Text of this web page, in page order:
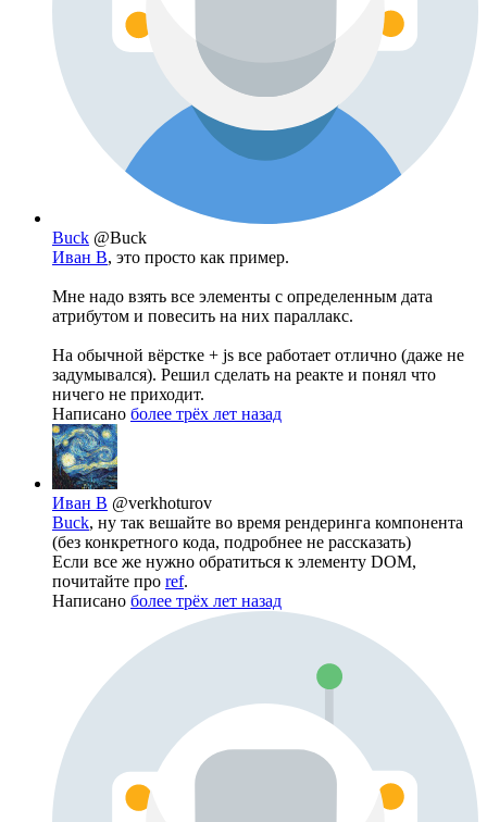
Buck @Buck
Иван В, это просто как пример.
Мне надо взять все элементы с определенным дата
атрибутом и повесить на них параллакс.
На обычной вёрстке + js все работает отлично (даже не
задумывался). Решил сделать на реакте и понял что
ничего не приходит.
Написано более трёх лет назад
Иван В @verkhoturov
Buck, ну так вешайте во время рендеринга компонента
(без конкретного кода, подробнее не рассказать)
Если все же нужно обратиться к элементу DOM,
почитайте про ref.
Написано более трёх лет назад